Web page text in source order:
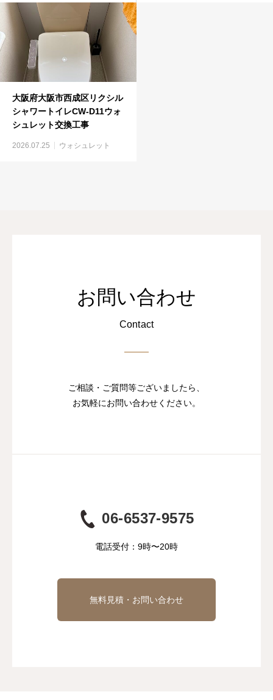
大阪府大阪市西成区リクシル
シャワートイレCW-D11ウォ
シュレット交換工事
2026.07.25 ウォシュレット
お問い合わせ
Contact
ご相談・ご質問等ございましたら、
お気軽にお問い合わせください。
06-6537-9575
電話受付：9時〜20時
無料見積・お問い合わせ